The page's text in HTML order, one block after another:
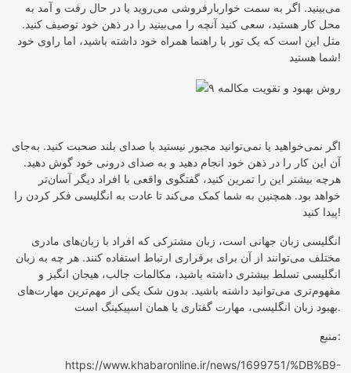
می‌بینید. اگر به سمت خواربارفروشی می‌روید یا در حال رفت و آمد به
محل کار هستید، سعی کنید آنچه را می‌بینید را در ذهن خود توصیف کنید.
مثل این است که یک تور با راهنما همراه خود داشته باشید، اما راوی خود
شما هستید!
اگر نمی‌خواهید یا نمی‌توانید مجبور نیستید با صدای بلند صحبت کنید. به‌جای
آن این کار را در ذهن خود انجام دهید و به صدای درونی خود گوش دهید.
هرچه بیشتر این را تمرین کنید، گفتگوی واقعی با افراد دیگر آسان‌تر
خواهد بود. همچنین به شما کمک می‌کند تا عادت به انگلیسی فکر کردن را
پیدا کنید!
انگلیسی زبان جهانی است، زبان مشترکی که افراد با زبان‌های مادری
مختلف می‌توانند از آن برای برقراری ارتباط استفاده کنند. هر چه به زبان
انگلیسی تسلط بیشتری داشته باشید، مکالمات جالب، هیجان انگیز و
مفهوم‌تری می‌توانید داشته باشید. بدون شک یکی از مهم‌ترین مهارت‌های
بهبود زبان انگلیسی، مهارت گفتاری یا همان اسپیکینگ است.
منبع:
https://www.khabaronline.ir/news/1699751/%DB%B9-